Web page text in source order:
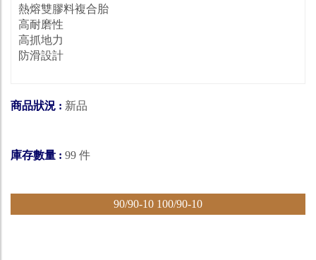
熱熔雙膠料複合胎
高耐磨性
高抓地力
防滑設計
商品狀況 : 新品
庫存數量 : 99 件
90/90-10 100/90-10